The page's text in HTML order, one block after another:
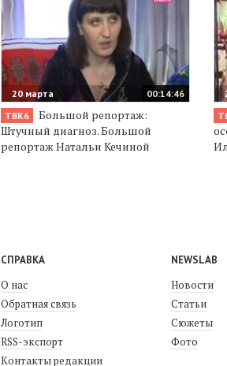
00:14:46
20 марта
ТВК6
Большой репортаж:
Штучный диагноз. Большой
репортаж Натальи Кечиной
СПРАВКА
О нас
Обратная связь
Логотип
RSS-экспорт
Контакты редакции
NEWSLAB
Новости
Статьи
Сюжеты
Фото